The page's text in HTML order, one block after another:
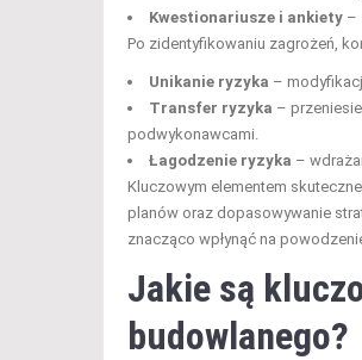
Kwestionariusze i ankiety –
Po zidentyfikowaniu zagrożeń,
Unikanie ryzyka –
Transfer ryzyka –
podwykonawcami.
Łagodzenie ryzyka –
Kluczowym elementem
planów oraz dopasowywanie
znacząco wpłynąć na
Jakie są
budowlanego?